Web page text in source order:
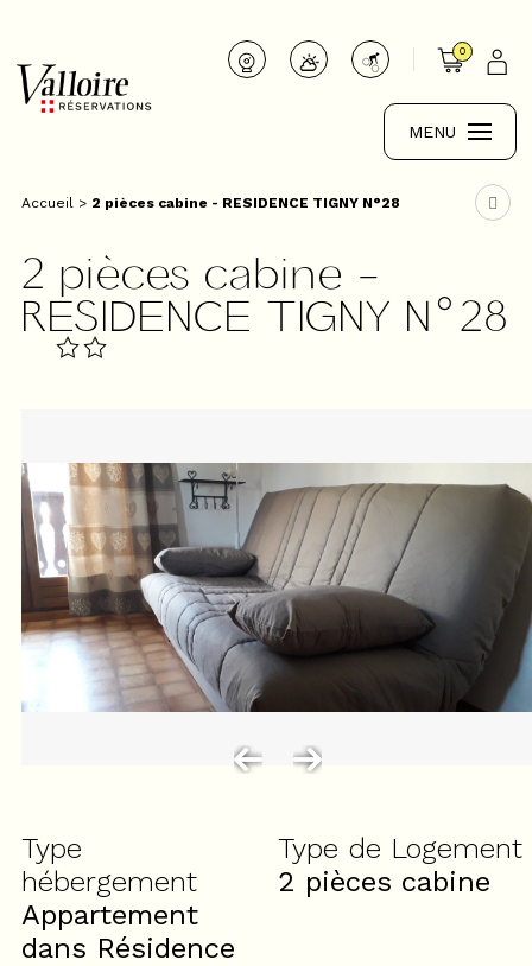
0
MENU
Accueil > 2 pièces cabine - RESIDENCE TIGNY N°28
2 pièces cabine -
RESIDENCE TIGNY N°28
Type
hébergement
Appartement
dans Résidence
Type de Logement
2 pièces cabine